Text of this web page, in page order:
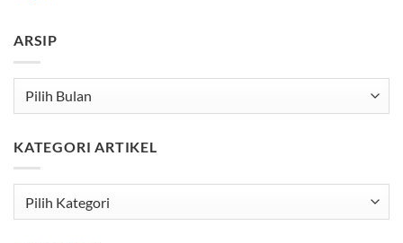
ARSIP
Arsip
KATEGORI ARTIKEL